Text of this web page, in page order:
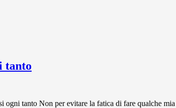
tanto
tanto Non per evitare la fatica di fare qualche